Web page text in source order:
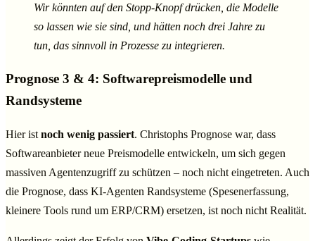
Wir könnten auf den Stopp-Knopf drücken, die Modelle
so lassen wie sie sind, und hätten noch drei Jahre zu
tun, das sinnvoll in Prozesse zu integrieren.
Prognose 3 & 4: Softwarepreismodelle und
Randsysteme
Hier ist noch wenig passiert. Christophs Prognose war, dass
Softwareanbieter neue Preismodelle entwickeln, um sich gegen
massiven Agentenzugriff zu schützen – noch nicht eingetreten. Auch
die Prognose, dass KI-Agenten Randsysteme (Spesenerfassung,
kleinere Tools rund um ERP/CRM) ersetzen, ist noch nicht Realität.